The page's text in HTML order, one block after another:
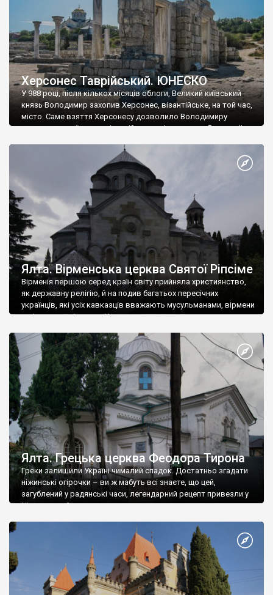
Херсонес Таврійський. ЮНЕСКО
У 988 році, після кількох місяців облоги, Великий київський
князь Володимир захопив Херсонес, візантійське, на той час,
місто. Саме взяття Херсонесу дозволило Володимиру
диктувати свої умови візантійському імператору Василю ІІ, та
Херсонесі Володимир-язичник, став Василем-християнином.
А потім було Хрещення Русі. На честь Херсонесу Таврійського
Ялта. Вірменська церква Святої Ріпсіме
Вірменія першою серед країн світу прийняла християнство,
як державну релігію, й на подив багатьох пересічних
українців, які усіх кавказців вважають мусульманами, вірмени
є відданими вірянами Христа
Ялта. Грецька церква Феодора Тирона
Греки залишили Україні чималий спадок. Достатньо згадати
ніжинські огірочки – ви ж мабуть всі знаєте, що цей,
загублений у радянські часи, легендарний рецепт привезли у
Ніжин греки?